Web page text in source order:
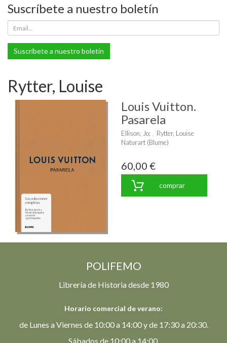
Suscríbete a nuestro boletín
Suscríbete a nuestro boletín
Rytter, Louise
Louis Vuitton.
Pasarela
Ellison, Jo;
Rytter, Louise
Naturart (Blume)
60,00 €
comprar
POLIFEMO
Librería de Historia desde 1980
Horario comercial de verano:
de Lunes a Viernes de 10:00 a 14:00 y de 17:30 a 20:30.
Sábados de 10:00 a 14:00.